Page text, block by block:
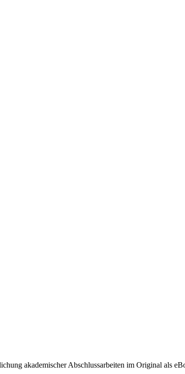
akademischer Abschlussarbeiten im Original als